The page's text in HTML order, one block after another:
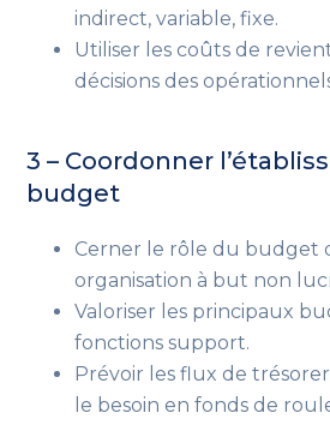
indirect, variable, fixe.
Utiliser les coûts de
décisions des
3 – Coordonner
budget
Cerner le rôle du budget
organisation à but non
Valoriser les principaux
fonctions support.
Prévoir les flux de
le besoin en fonds de